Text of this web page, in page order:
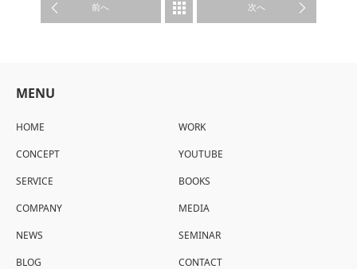
前へ
WORK 次へ
MENU
HOME
CONCEPT
SERVICE
COMPANY
NEWS
BLOG
WORK
YOUTUBE
BOOKS
MEDIA
SEMINAR
CONTACT